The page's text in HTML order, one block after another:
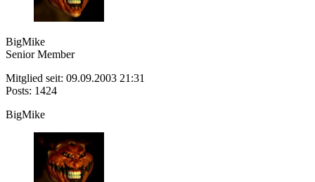
BigMike
Senior Member
Mitglied seit: 09.09.2003 21:31
Posts: 1424
BigMike